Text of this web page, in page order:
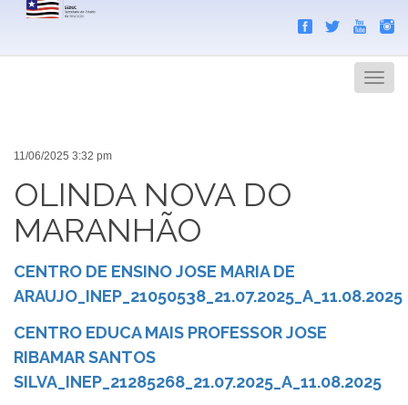
Menu
11/06/2025 3:32 pm
OLINDA NOVA DO
MARANHÃO
CENTRO DE ENSINO JOSE MARIA DE
ARAUJO_INEP_21050538_21.07.2025_A_11.08.2025
CENTRO EDUCA MAIS PROFESSOR JOSE
RIBAMAR SANTOS
SILVA_INEP_21285268_21.07.2025_A_11.08.2025